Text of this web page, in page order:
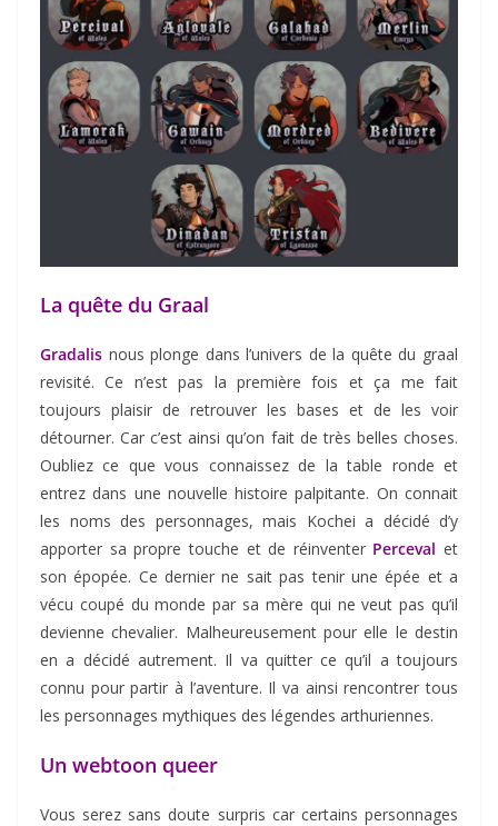
La quête du Graal
Gradalis nous plonge dans l’univers de la quête du graal
revisité. Ce n’est pas la première fois et ça me fait
toujours plaisir de retrouver les bases et de les voir
détourner. Car c’est ainsi qu’on fait de très belles choses.
Oubliez ce que vous connaissez de la table ronde et
entrez dans une nouvelle histoire palpitante. On connait
les noms des personnages, mais Kochei a décidé d’y
apporter sa propre touche et de réinventer Perceval et
son épopée. Ce dernier ne sait pas tenir une épée et a
vécu coupé du monde par sa mère qui ne veut pas qu’il
devienne chevalier. Malheureusement pour elle le destin
en a décidé autrement. Il va quitter ce qu’il a toujours
connu pour partir à l’aventure. Il va ainsi rencontrer tous
les personnages mythiques des légendes arthuriennes.
Un webtoon queer
Vous serez sans doute surpris car certains personnages